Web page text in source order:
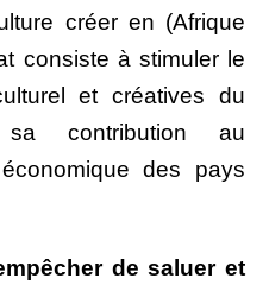
créer en (Afrique
consiste à stimuler le
et créatives du
contribution au
des pays
de saluer et